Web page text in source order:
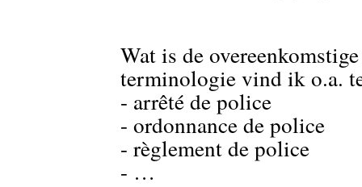
Wat is de
terminologie vind ik o.a.
- arrêté de police
- ordonnance de police
- règlement de police
- …